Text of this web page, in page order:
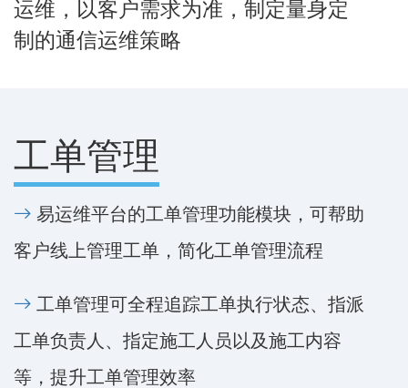
运维，以客户需求为准，制定量身定
制的通信运维策略
工单管理
易运维平台的工单管理功能模块，可帮助
客户线上管理工单，简化工单管理流程
工单管理可全程追踪工单执行状态、指派
工单负责人、指定施工人员以及施工内容
等，提升工单管理效率